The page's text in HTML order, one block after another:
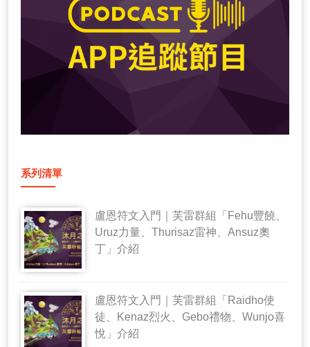
系列清單
盧恩符文入門｜芙雷群組「Fehu豐饒、
Uruz力量、Thurisaz雷神、Ansuz奧
丁」介紹
盧恩符文入門｜芙雷群組「Raidho使
徒、Kenaz烈火、Gebo禮物、Wunjo喜
悅」介紹